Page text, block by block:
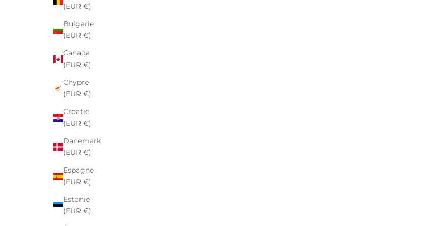
(EUR €)
Bulgarie
(EUR €)
Canada
(EUR €)
Chypre
(EUR €)
Croatie
(EUR €)
Danemark
(EUR €)
Espagne
(EUR €)
Estonie
(EUR €)